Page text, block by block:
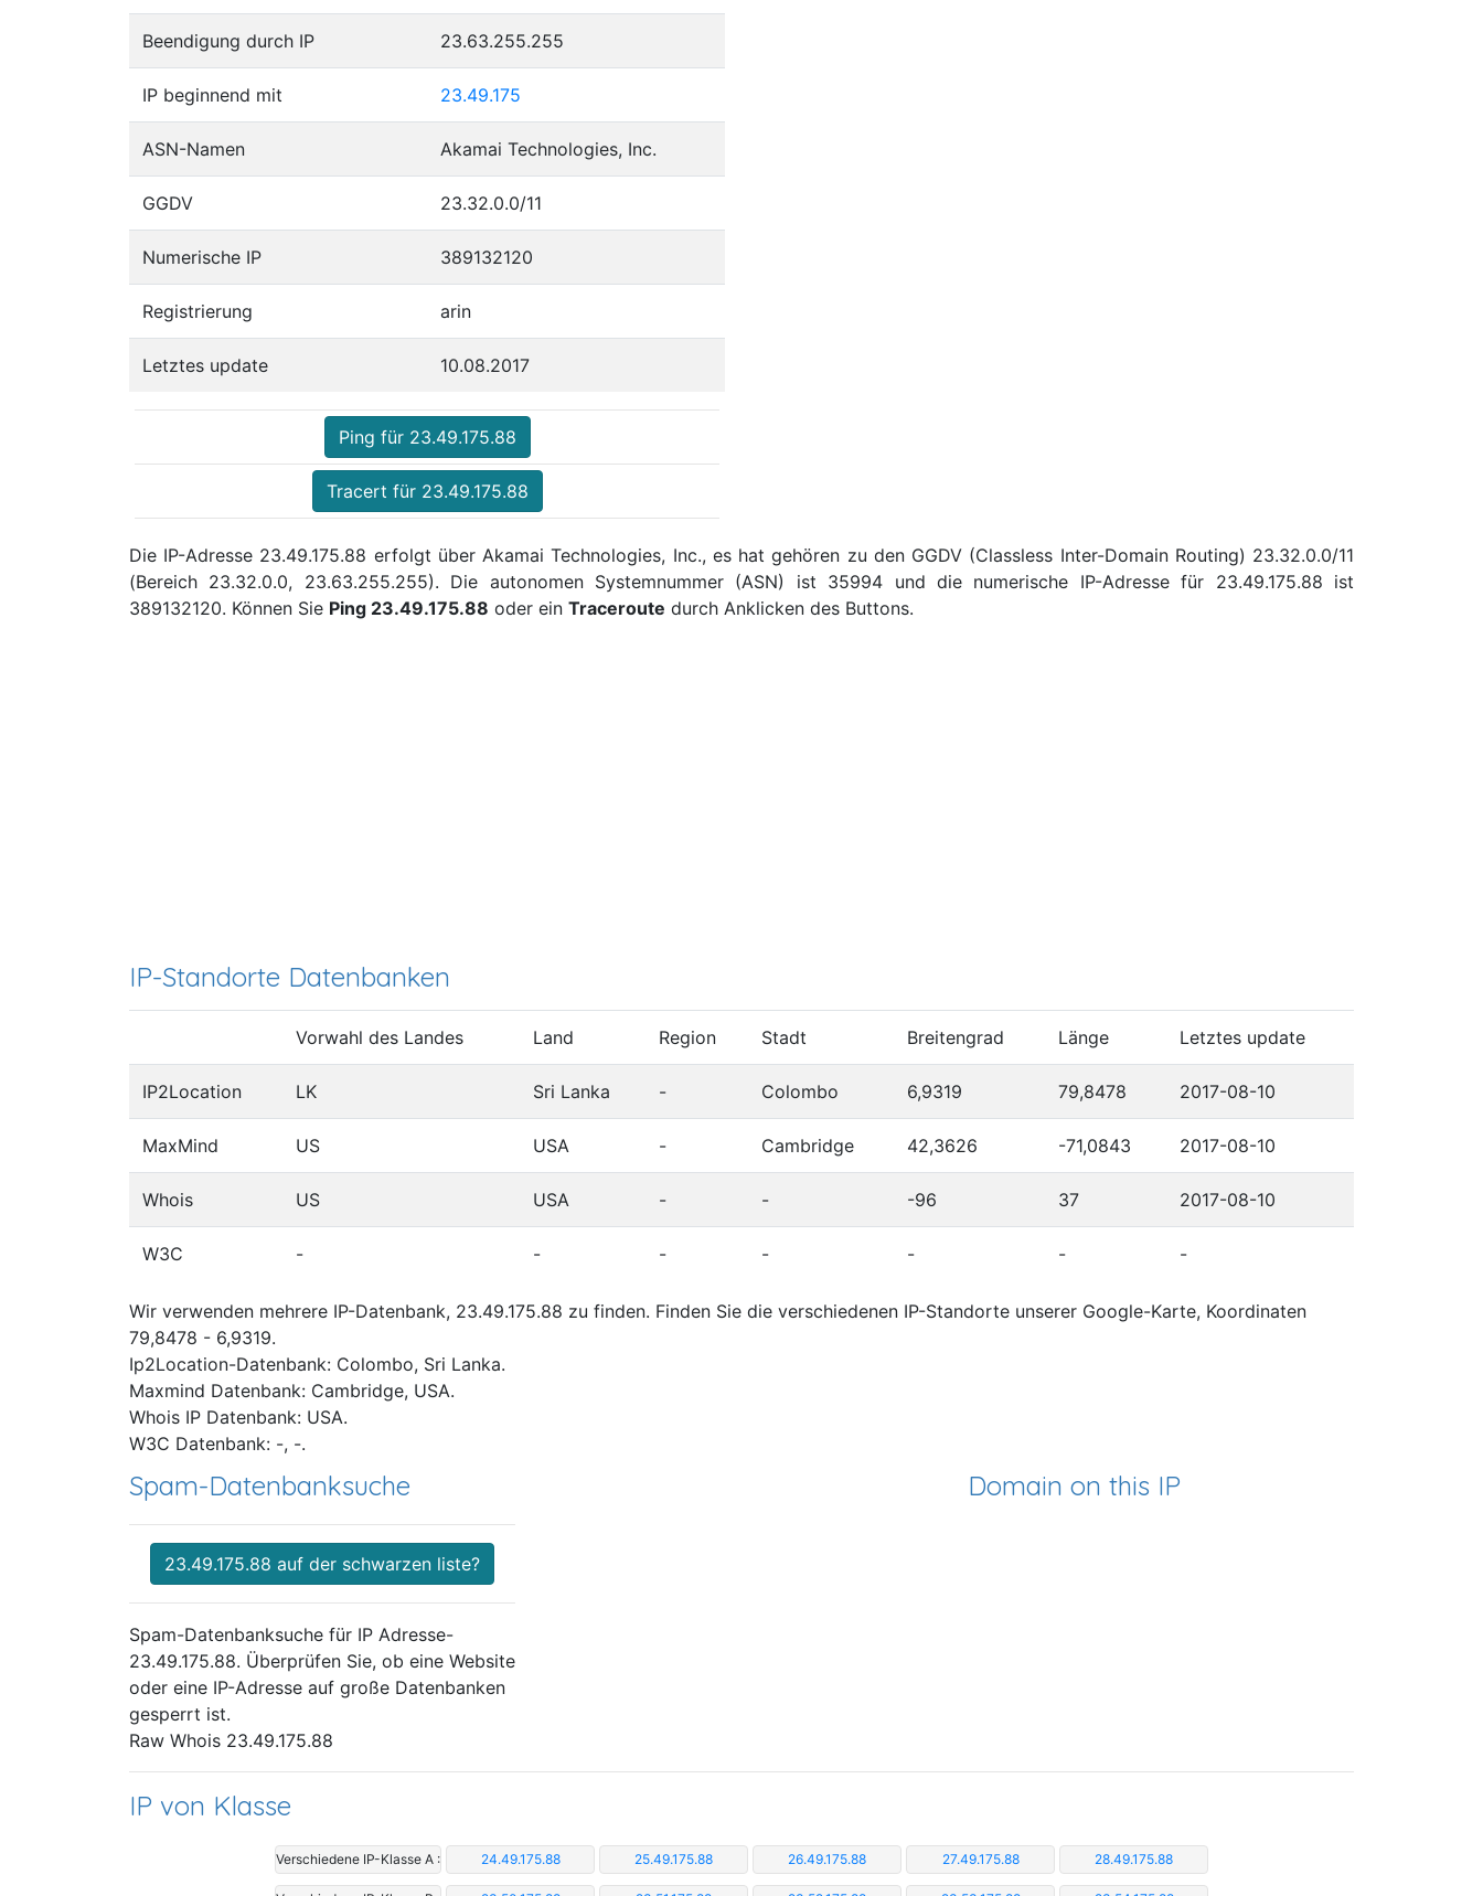
Beendigung durch IP 23.63.255.255
IP beginnend mit 23.49.175
ASN-Namen Akamai Technologies, Inc.
GGDV 23.32.0.0/11
Numerische IP 389132120
Registrierung arin
Letztes update 10.08.2017
Ping für 23.49.175.88
Tracert für 23.49.175.88
Die IP-Adresse 23.49.175.88 erfolgt über Akamai Technologies, Inc., es hat gehören zu den GGDV (Classless Inter-Domain Routing) 23.32.0.0/11
(Bereich 23.32.0.0, 23.63.255.255). Die autonomen Systemnummer (ASN) ist 35994 und die numerische IP-Adresse für 23.49.175.88 ist
389132120. Können Sie Ping 23.49.175.88 oder ein Traceroute durch Anklicken des Buttons.
IP-Standorte Datenbanken
Vorwahl des Landes Land Region Stadt Breitengrad Länge Letztes update
IP2Location LK Sri Lanka - Colombo 6,9319 79,8478 2017-08-10
MaxMind US USA - Cambridge 42,3626 -71,0843 2017-08-10
Whois US USA - - -96 37 2017-08-10
W3C - - - - - - -
Wir verwenden mehrere IP-Datenbank, 23.49.175.88 zu finden. Finden Sie die verschiedenen IP-Standorte unserer Google-Karte, Koordinaten
79,8478 - 6,9319.
Ip2Location-Datenbank: Colombo, Sri Lanka.
Maxmind Datenbank: Cambridge, USA.
Whois IP Datenbank: USA.
W3C Datenbank: -, -.
Spam-Datenbanksuche
23.49.175.88 auf der schwarzen liste?
Spam-Datenbanksuche für IP Adresse-
23.49.175.88. Überprüfen Sie, ob eine Website
oder eine IP-Adresse auf große Datenbanken
gesperrt ist.
Domain on this IP
Raw Whois 23.49.175.88
IP von Klasse
Verschiedene IP-Klasse A : 24.49.175.88 25.49.175.88 26.49.175.88 27.49.175.88 28.49.175.88